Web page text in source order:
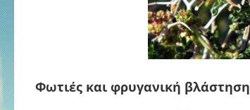
Φωτιές και φρυγανική βλάστηση